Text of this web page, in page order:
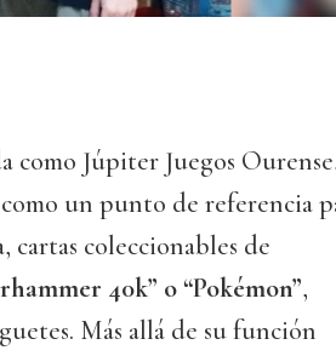
como Júpiter Juegos
como un punto de referencia
cartas coleccionables de
40k” o “Pokémon”,
Más allá de su función